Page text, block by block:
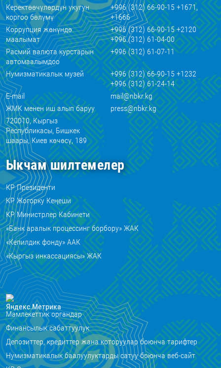
Керектөөчүлөрдүн укугун
коргоо бөлүмү
+996 (312) 66-90-15 +1671,
+1666
Коррупция жөнүндө
маалымат
+996 (312) 66-90-15 +2120
+996 (312) 61-04-00
Расмий валюта курстарын
автомаалымдоо
+996 (312) 61-07-11
Нумизматикалык музей
+996 (312) 66-90-15 +1232
+996 (312) 61-24-14
E-mail
mail@nbkr.kg
ЖМК менен иш алып баруу
press@nbkr.kg
720010, Кыргыз
Республикасы, Бишкек
шаары, Киев көчөсү, 189
Ыкчам шилтемелер
КР Президенти
КР Жогорку Кеңеши
КР Министрлер Кабинети
«Банк аралык процессинг борбору» ЖАК
«Кепилдик фонду» ААК
«Кыргыз инкассациясы» ЖАК
Мамлекеттик органдар
Финансылык сабаттуулук
Депозиттер, кредиттер жана которуулар боюнча тарифтер
Нумизматикалык баалуулуктарды сатуу боюнча веб-сайт